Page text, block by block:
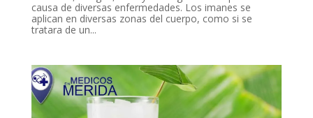
causa de diversas enfermedades. Los imanes se
aplican en diversas zonas del cuerpo, como si se
tratara de un...